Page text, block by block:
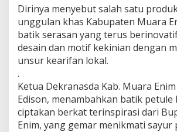
Dirinya menyebut salah satu
unggulan khas Kabupaten Muara
batik serasan yang terus
desain dan motif kekinian dengan
unsur kearifan lokal.
.
Ketua Dekranasda Kab. Muara
Edison, menambahkan batik petule
ciptakan berkat terinspirasi dari
Enim, yang gemar menikmati sayur